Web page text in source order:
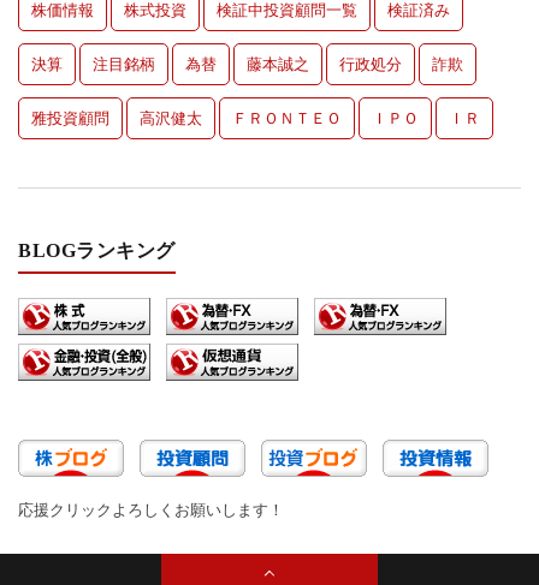
株価情報 株式投資 検証中投資顧問一覧 検証済み
決算 注目銘柄 為替 藤本誠之 行政処分 詐欺
雅投資顧問 高沢健太 ＦＲＯＮＴＥＯ ＩＰＯ ＩＲ
BLOGランキング
応援クリックよろしくお願いします！